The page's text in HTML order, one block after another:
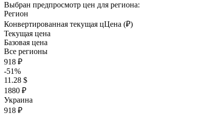
Выбран предпросмотр цен для региона:
Регион
Конвертированная текущая цЦена (₽)
Текущая цена
Базовая цена
Все регионы
918 ₽
-51%
11.28 $
1880 ₽
Украина
918 ₽